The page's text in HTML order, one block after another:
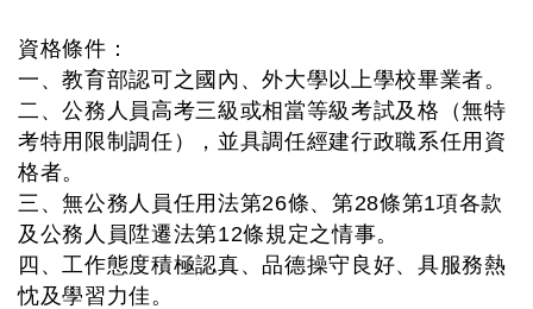
資格條件：
一、教育部認可之國內、外大學以上學校畢業者。
二、公務人員高考三級或相當等級考試及格（無特
考特用限制調任），並具調任經建行政職系任用資
格者。
三、無公務人員任用法第26條、第28條第1項各款
及公務人員陞遷法第12條規定之情事。
四、工作態度積極認真、品德操守良好、具服務熱
忱及學習力佳。